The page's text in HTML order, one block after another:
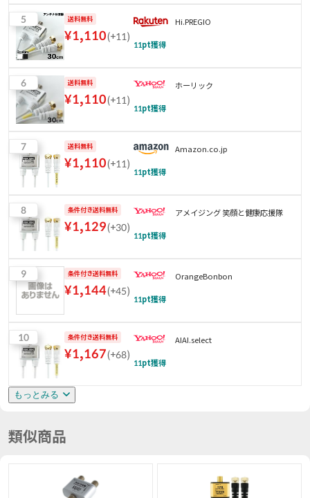
5 送料無料
¥1,110(+11)
Hi.PREGIO
11pt獲得
6 送料無料
¥1,110(+11)
ホーリック
11pt獲得
7 送料無料
¥1,110(+11)
Amazon.co.jp
11pt獲得
8 条件付き送料無料
¥1,129(+30)
アメイジング 笑顔と健康応援隊
11pt獲得
9 条件付き送料無料
¥1,144(+45)
OrangeBonbon
11pt獲得
10 条件付き送料無料
¥1,167(+68)
AIAI.select
11pt獲得
もっとみる
類似商品